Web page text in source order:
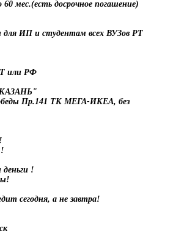
мес.(есть досрочное погашение)
ИП и студентам всех ВУЗов РТ
или РФ
Пр.141 ТК МЕГА-ИКЕА, без
!
сегодня, а не завтра!